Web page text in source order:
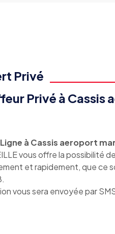
Privé
Privé à Cassis
à Cassis aeroport
vous offre la possibilité
et rapidement, que ce
vous sera envoyée par